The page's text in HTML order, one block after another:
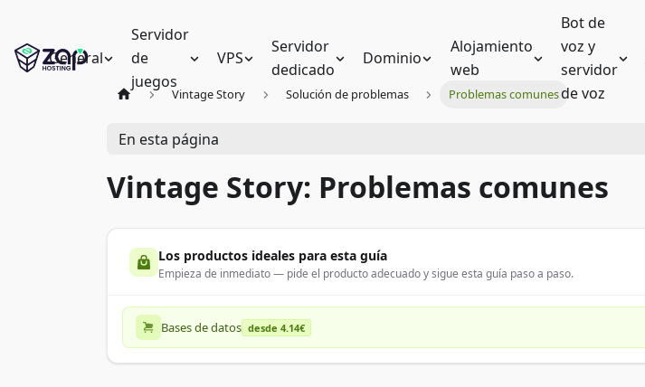
General
Servidor
de
juegos
VPS
Servidor
dedicado
Dominio
Alojamiento
web
Bot de
voz y
servidor
de voz
Vintage Story Solución de problemas Problemas comunes
En esta página
Vintage Story: Problemas comunes
Los productos ideales para esta guía
Empieza de inmediato — pide el producto adecuado y sigue esta guía paso a paso.
Bases de datos desde 4.14€